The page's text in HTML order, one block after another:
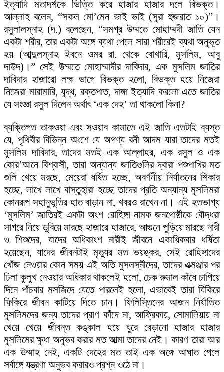
ইত্যাদি মতাদর্শকে ভিত্তি করে হাজার হাজার দলে বিভক্ত।
আল্লাহ বলেন, “সকল মো’মেন ভাই ভাই (সুরা হুজরাত ১০)”।
রসুলালস্নাহ (দ.) বলেছেন, “সমগ্র উম্মতে মোহাম্মদী জাতি যেন
একটা শরীর, তার একটা অঙ্গে ব্যথা পেলে সারা শরীরেই ব্যথা অনুভূত
হয় (আব্দুলস্নাহ ইবনে ওমর রা. থেকে বোখারি, মুসলিম, আবু
দাউদ)।” সেই উম্মতে মোহাম্মাদীর দাবিদার, এক মুসলিম জাতির
দাবিদার হাজারো লক্ষ ভাগে বিভক্ত হলো, বিভক্ত হয়ে নিজেরা
নিজেরা মারামারি, যুদ্ধ, রক্তপাত, দাঙ্গা ইত্যাদি করলো এতে জাতির
যে সংজ্ঞা রসুল দিলেন অর্থাৎ ‘এক দেহ’ তা থাকলো কিনা?
ব্যক্তিগত তাকওয়া এবং সওয়াব কামাতে এই জাতি এতটাই ব্যস্ত
যে, পৃথিবীর বিভিন্ন অংশে যে অগণ্য বনী আদম যারা তাদের মতই
মুসলিম দাবিদার, তাদের মতই এক আল্লাহর, এক রসুল ও এক
কোর’আনে বিশ্বাসী, তারা অন্যান্য জাতিগুলির দ্বারা পশুপাখির মত
গুলি খেয়ে মরছে, মেয়েরা ধর্ষিত হচ্ছে, অবর্ণনীয় নির্যাতনের শিকার
হচ্ছে, লাখে লাখে বাস্তুহারা হচ্ছে তাদের প্রতি অন্যান্য মুসলিমরা
কোনরূপ সহানুভূতির হাত বাড়ান না, খবরও রাখেন না। এই হতভাগ্য
‘মুসলিম’ জাতিরই একটা অংশ রোহিঙ্গা নামক জনগোষ্ঠীকে বৌদ্ধরা
সাগরে নিয়ে ডুবিয়ে মারছে হাজারে হাজারে, আগুনে পুড়িয়ে মারছে নারী
ও শিশুদের, যাদের অধিকাংশ নারীই জীবনে একাধিকবার ধর্ষিতা
হয়েছেন, যাদের জীবনটাই মৃত্যুর মত ভয়ঙ্কর, সেই রোহিঙ্গাদের
খোঁজ নেওয়ার কোন সময় এই অতি মুসলস্নীদের, তাদের এত্মঞ্জার পর
ঢিলা কুলুখ নেওয়ার অধিকার থাকলেই হলো, চেক রুমাল কাঁধে চাপিয়ে
দিনে পাঁচবার মসজিদে যেতে পারলেই হলো, এভাবেই তারা যিকিরে
ফিকিরে জীবন কাটিয়ে দিতে চান। ফিলিস্তিনের আজন নির্যাতিত
মুসলিমদের জন্য তাদের প্রাণ কাঁদে না, আফ্রিকায়, সোমালিয়ায় না
খেয়ে খেয়ে জীবন্ত কঙ্কাল হয়ে ঘুরে বেড়ানো হাজার হাজার
মুসলিমের ক্ষুধা অনুভব করার মত আত্মা তাদের নেই। কারণ তারা আর
এক উম্মাহ নেই, একটি দেহের মত তাই এক অঙ্গে আঘাত পেলে
সর্বাঙ্গে যন্ত্রণা অনুভব করারও প্রশ্ন ওঠে না।